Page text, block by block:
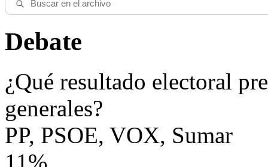
Debate
¿Qué resultado electoral
generales?
PP, PSOE, VOX, Sumar
11%